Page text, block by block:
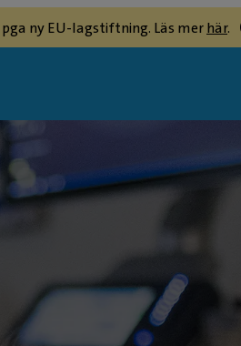
ny EU-lagstiftning. Läs merhär.